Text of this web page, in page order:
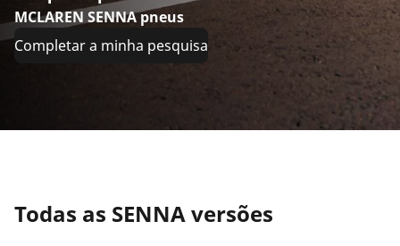
MCLAREN SENNA pneus
Completar a minha pesquisa
Todas as SENNA versões